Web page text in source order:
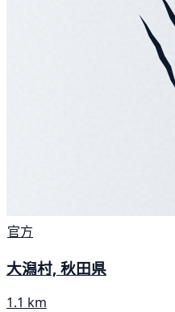
官方
大潟村, 秋田県
1.1 km